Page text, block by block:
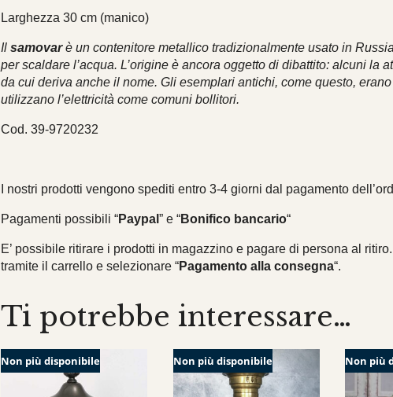
Larghezza 30 cm (manico)
Ilsamovarè un contenitore metallico tradizionalmente usato in
per scaldare l’acqua. L’origine è ancora oggetto di dibattito: alcuni la
da cui deriva anche il nome. Gli esemplari antichi, come questo,
utilizzano l’elettricità come comuni bollitori.
Cod. 39-9720232
I nostri prodotti vengono spediti entro 3-4 giorni dal pagamento
Pagamenti possibili “Paypal” e “Bonifico bancario“
E’ possibile ritirare i prodotti in magazzino e pagare di persona al
tramite il carrello e selezionare “Pagamento alla consegna“.
Ti potrebbe interessare…
Non più disponibile Non più disponibile Non più